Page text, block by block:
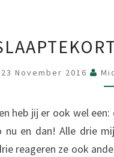
23 November 2016
heb jij er ook wel
nu en dan! Alle drie
reageren ze ook